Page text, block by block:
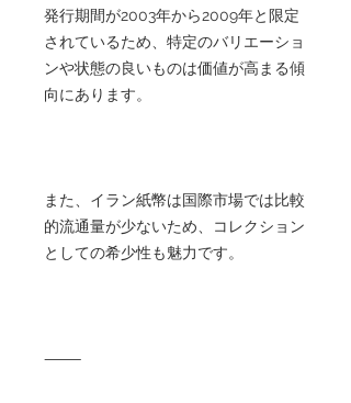
発行期間が2003年から2009年と限定
されているため、特定のバリエーショ
ンや状態の良いものは価値が高まる傾
向にあります。
また、イラン紙幣は国際市場では比較
的流通量が少ないため、コレクション
としての希少性も魅力です。
⸻